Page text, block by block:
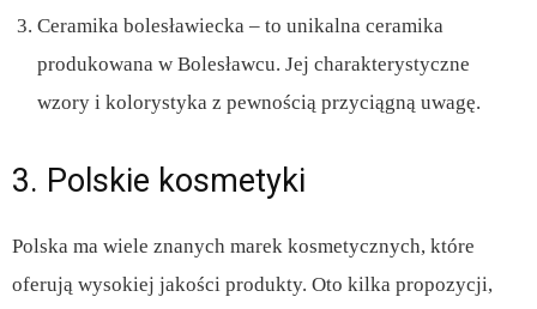
Ceramika bolesławiecka – to unikalna ceramika
produkowana w Bolesławcu. Jej charakterystyczne
wzory i kolorystyka z pewnością przyciągną uwagę.
3. Polskie kosmetyki
Polska ma wiele znanych marek kosmetycznych, które
oferują wysokiej jakości produkty. Oto kilka propozycji,